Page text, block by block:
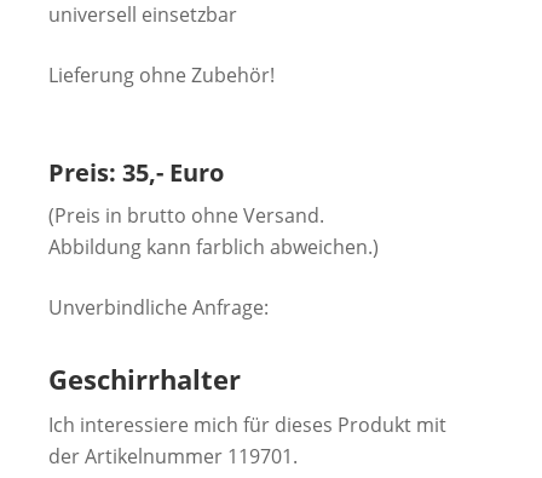
universell einsetzbar
Lieferung ohne Zubehör!
Preis: 35,- Euro
(Preis in brutto ohne Versand.
Abbildung kann farblich abweichen.)
Unverbindliche Anfrage:
Geschirrhalter
Ich interessiere mich für dieses Produkt mit
der Artikelnummer 119701.